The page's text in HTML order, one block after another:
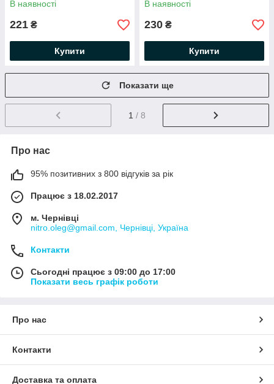
В наявності
221 ₴
Купити
В наявності
230 ₴
Купити
Показати ще
1 / 8
Про нас
95% позитивних з 800 відгуків за рік
Працює з 18.02.2017
м. Чернівці
nitro.oleg@gmail.com, Чернівці, Україна
Контакти
Сьогодні працює з 09:00 до 17:00
Показати весь графік роботи
Про нас
Контакти
Доставка та оплата